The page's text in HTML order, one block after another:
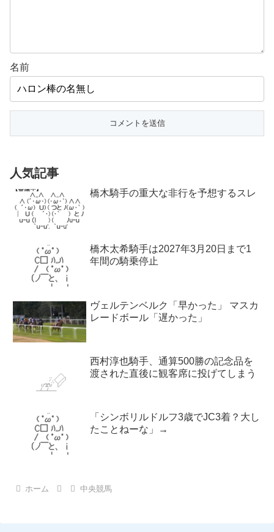
名前
人気記事
橋木騎手の重大な非行を予想するスレ
橋木太希騎手は2027年3月20日まで1
年間の騎乗停止
ヴェルテンベルク「早かった」 マスカ
レードボール「遅かった」
西村淳也騎手、通算500勝の記念品を
渡された直後に観客席に投げてしまう
「シンボリルドルフ3歳でJC3着？大し
たことねーな」→
ホーム 中央競馬